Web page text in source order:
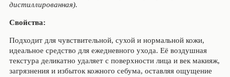
дистиллированная).
Свойства:
Подходит для чувствительной, сухой и нормальной кожи,
идеальное средство для ежедневного ухода. Её воздушная
текстура деликатно удаляет с поверхности лица и век макияж,
загрязнения и избыток кожного себума, оставляя ощущение